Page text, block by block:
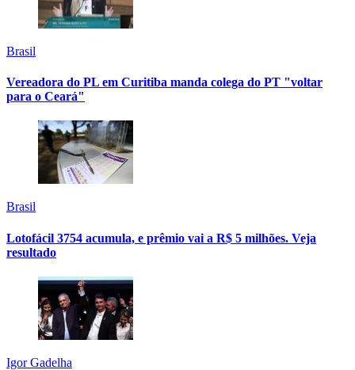
Brasil
Vereadora do PL em Curitiba manda colega do PT "voltar
para o Ceará"
Brasil
Lotofácil 3754 acumula, e prêmio vai a R$ 5 milhões. Veja
resultado
Igor Gadelha